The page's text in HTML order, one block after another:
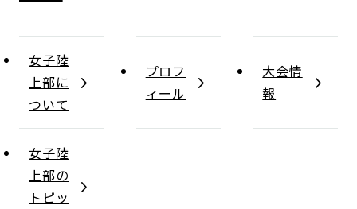
女子陸
上部に
ついて
プロフ
ィール
大会情
報
女子陸
上部の
トピッ